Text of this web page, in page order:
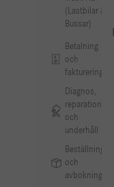
(Lastbilar &
Bussar)
Betalning
och
fakturering
Diagnos,
reparation
och
underhåll
Beställningar
och
avbokningar